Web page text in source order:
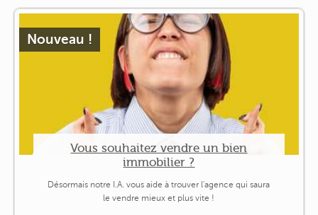
Nouveau !
Vous souhaitez vendre un bien
immobilier ?
Désormais notre I.A. vous aide à trouver l'agence qui saura
le vendre mieux et plus vite !